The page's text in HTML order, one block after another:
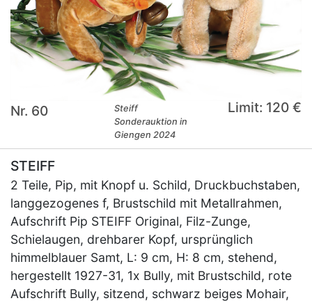
Nr. 60
Steiff
Sonderauktion in
Giengen 2024
Limit: 120 €
STEIFF
2 Teile, Pip, mit Knopf u. Schild, Druckbuchstaben,
langgezogenes f, Brustschild mit Metallrahmen,
Aufschrift Pip STEIFF Original, Filz-Zunge,
Schielaugen, drehbarer Kopf, ursprünglich
himmelblauer Samt, L: 9 cm, H: 8 cm, stehend,
hergestellt 1927-31, 1x Bully, mit Brustschild, rote
Aufschrift Bully, sitzend, schwarz beiges Mohair,